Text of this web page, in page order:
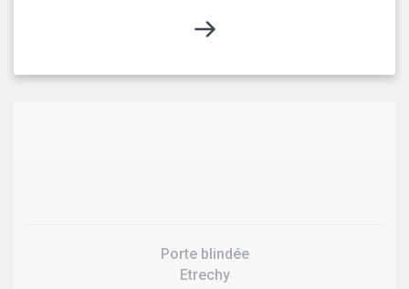
Porte blindée
Etrechy